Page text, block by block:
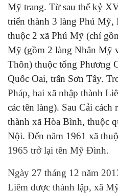
Mỹ trang. Từ sau thế kỷ
triển thành 3 làng Phú
thuộc 2 xã Phú Mỹ (chỉ
Mỹ (gồm 2 làng Nhân Mỹ
Thôn) thuộc tổng Phương
Quốc Oai, trấn Sơn Tây.
Pháp, hai xã nhập thành
các tên làng). Sau Cải
thành xã Hòa Bình, thuộc
Nội. Đến năm 1961 xã
1965 trở lại tên Mỹ Đình.
Ngày 27 tháng 12 năm
Liêm được thành lập, xã